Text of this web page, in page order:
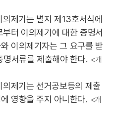
제기는 별지 제13호서식에
터 이의제기에 대한 증명서
이의제기자는 그 요구를 받
서류를 제출해야 한다. <개
제기는 선거공보등의 제출
영향을 주지 아니한다. <개